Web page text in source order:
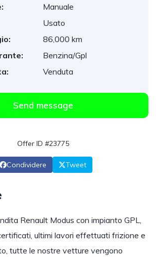
Manuale
Usato
86,000 km
Benzina/Gpl
Venduta
Send message
Offer ID #23775
Condividere Tweet
Renault Modus con impianto GPL,
ultimi lavori effettuati frizione e
tutte le nostre vetture vengono